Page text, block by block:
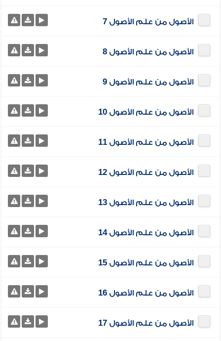
الأصول من علم الأصول 7
الأصول من علم الأصول 8
الأصول من علم الأصول 9
الأصول من علم الأصول 10
الأصول من علم الأصول 11
الأصول من علم الأصول 12
الأصول من علم الأصول 13
الأصول من علم الأصول 14
الأصول من علم الأصول 15
الأصول من علم الأصول 16
الأصول من علم الأصول 17